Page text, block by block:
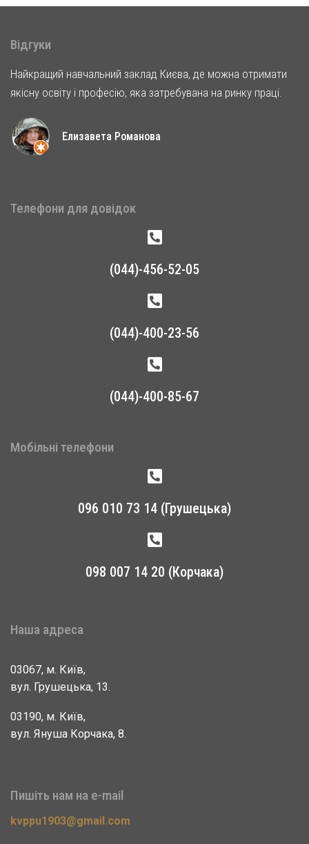
Відгуки
Найкращий навчальний заклад Києва, де можна отримати
якісну освіту і професію, яка затребувана на ринку праці.
Елизавета Романова
Телефони для довідок
(044)-456-52-05
(044)-400-23-56
(044)-400-85-67
Мобільні телефони
096 010 73 14 (Грушецька)
098 007 14 20 (Корчака)
Наша адреса
03067, м. Київ,
вул. Грушецька, 13.
03190, м. Київ,
вул. Януша Корчака, 8.
Пишіть нам на e-mail
kvppu1903@gmail.com